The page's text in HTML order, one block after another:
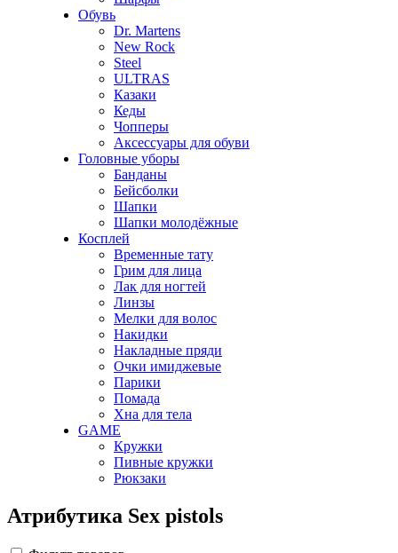
Обувь
Dr. Martens
New Rock
Steel
ULTRAS
Казаки
Кеды
Чопперы
Аксессуары для обуви
Головные уборы
Банданы
Бейсболки
Шапки
Шапки молодёжные
Косплей
Временные тату
Грим для лица
Лак для ногтей
Линзы
Мелки для волос
Накидки
Накладные пряди
Очки имиджевые
Парики
Помада
Хна для тела
GAME
Кружки
Пивные кружки
Рюкзаки
Атрибутика Sex pistols